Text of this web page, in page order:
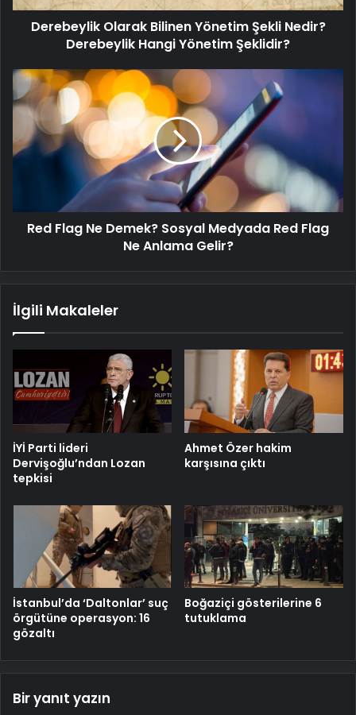
Yönetim
Şeklidir?
Derebeylik Olarak Bilinen Yönetim Şekli Nedir?
Derebeylik Hangi Yönetim Şeklidir?
Red
Flag
Ne
Demek?
Sosyal
Medyada
Ne
Anlama
Red Flag Ne Demek? Sosyal Medyada Red Flag
Ne Anlama Gelir?
İlgili Makaleler
İYİ Parti lideri
Dervişoğlu’ndan Lozan
tepkisi
Ahmet Özer hakim
karşısına çıktı
İstanbul’da ‘Daltonlar’ suç
örgütüne operasyon: 16
gözaltı
Boğaziçi gösterilerine 6
tutuklama
Bir yanıt yazın